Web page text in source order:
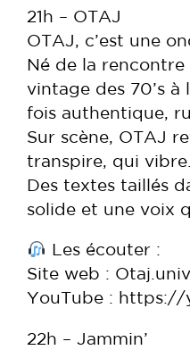
21h – OTAJ
OTAJ, c’est une
Né de la
vintage des 70’s
fois authentique,
Sur scène, OTAJ
transpire, qui vibre.
Des textes taillés
solide et une voix
Les écouter :
Site web :
YouTube : https://
22h – Jammin’